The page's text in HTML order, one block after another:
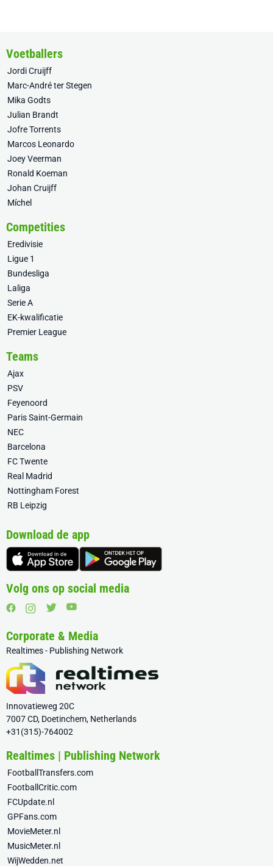
Voetballers
Jordi Cruijff
Marc-André ter Stegen
Mika Godts
Julian Brandt
Jofre Torrents
Marcos Leonardo
Joey Veerman
Ronald Koeman
Johan Cruijff
Míchel
Competities
Eredivisie
Ligue 1
Bundesliga
Laliga
Serie A
EK-kwalificatie
Premier League
Teams
Ajax
PSV
Feyenoord
Paris Saint-Germain
NEC
Barcelona
FC Twente
Real Madrid
Nottingham Forest
RB Leipzig
Download de app
Volg ons op social media
Corporate & Media
Realtimes - Publishing Network
Innovatieweg 20C
7007 CD, Doetinchem, Netherlands
+31(315)-764002
Realtimes | Publishing Network
FootballTransfers.com
FootballCritic.com
FCUpdate.nl
GPFans.com
MovieMeter.nl
MusicMeter.nl
WijWedden.net